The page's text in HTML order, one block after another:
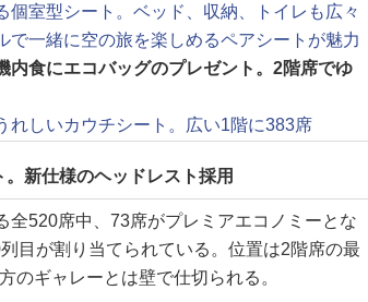
個室型シート。ベッド、収納、トイレも広々
で一緒に空の旅を楽しめるペアシートが魅力
内食にエコバッグのプレゼント。2階席でゆ
れしいカウチシート。広い1階に383席
。新仕様のヘッドレスト採用
520席中、73席がプレミアエコノミーとな
目が割り当てられている。位置は2階席の最
のギャレーとは壁で仕切られる。